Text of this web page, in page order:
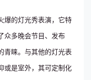
爆的灯光秀表演，它特
众多晚会节目、发布
青睐。与其他的灯光表
或是室外，其可定制化